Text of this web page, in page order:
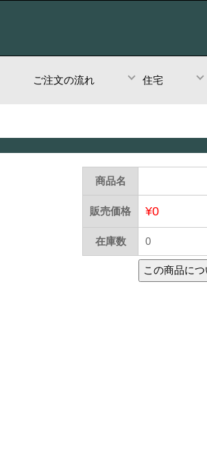
ご注文の流れ 住宅
商品名
販売価格 ¥0
在庫数 0